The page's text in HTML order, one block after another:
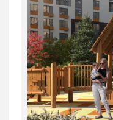
4 397 400
1 25/31